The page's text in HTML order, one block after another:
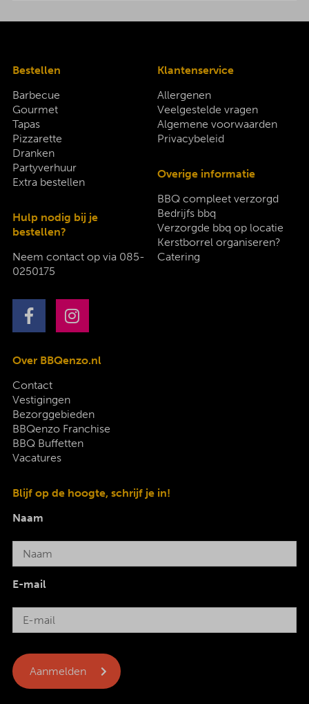
Bestellen
Barbecue
Gourmet
Tapas
Pizzarette
Dranken
Partyverhuur
Extra bestellen
Hulp nodig bij je
bestellen?
Neem contact op via 085-
0250175
Klantenservice
Allergenen
Veelgestelde vragen
Algemene voorwaarden
Privacybeleid
Overige informatie
BBQ compleet verzorgd
Bedrijfs bbq
Verzorgde bbq op locatie
Kerstborrel organiseren?
Catering
Over BBQenzo.nl
Contact
Vestigingen
Bezorggebieden
BBQenzo Franchise
BBQ Buffetten
Vacatures
Blijf op de hoogte, schrijf je in!
Naam
E-mail